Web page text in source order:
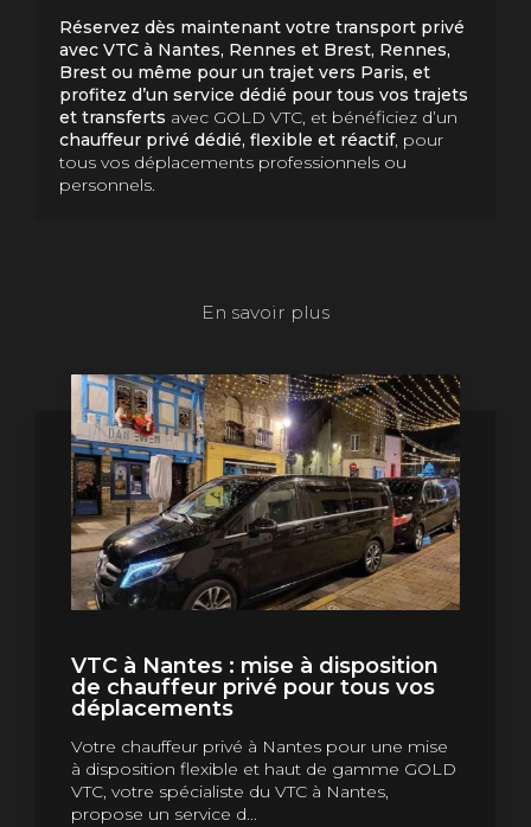
Réservez dès maintenant votre transport privé
avec VTC à Nantes, Rennes et Brest, Rennes,
Brest ou même pour un trajet vers Paris, et
profitez d’un service dédié pour tous vos trajets
et transferts avec GOLD VTC, et bénéficiez d’un
chauffeur privé dédié, flexible et réactif, pour
tous vos déplacements professionnels ou
personnels.
En savoir plus
VTC à Nantes : mise à disposition
de chauffeur privé pour tous vos
déplacements
Votre chauffeur privé à Nantes pour une mise
à disposition flexible et haut de gamme GOLD
VTC, votre spécialiste du VTC à Nantes,
propose un service d...